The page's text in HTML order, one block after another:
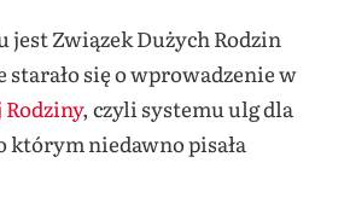
jest Związek Dużych Rodzin
starało się o wprowadzenie w
, czyli systemu ulg dla
niedawno pisała